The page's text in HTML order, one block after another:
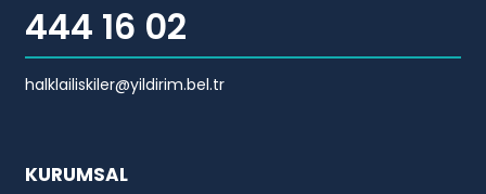
444 16 02
halklailiskiler@yildirim.bel.tr
KURUMSAL